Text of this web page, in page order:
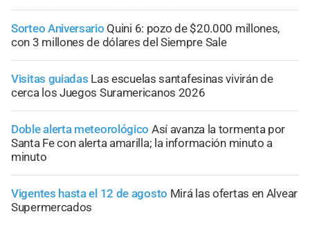
Sorteo Aniversario Quini 6: pozo de $20.000 millones,
con 3 millones de dólares del Siempre Sale
Visitas guiadas Las escuelas santafesinas vivirán de
cerca los Juegos Suramericanos 2026
Doble alerta meteorológico Así avanza la tormenta por
Santa Fe con alerta amarilla; la información minuto a
minuto
Vigentes hasta el 12 de agosto Mirá las ofertas en Alvear
Supermercados